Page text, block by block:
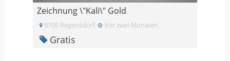
Zeichnung \"Kali\" Gold
8105 Regensdorf Vor zwei Monaten
Gratis